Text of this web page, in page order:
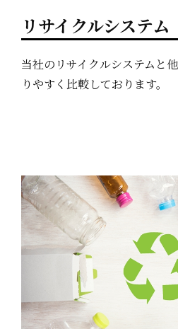
リサイクルシステム
当社のリサイクルシステムと
りやすく比較しております。